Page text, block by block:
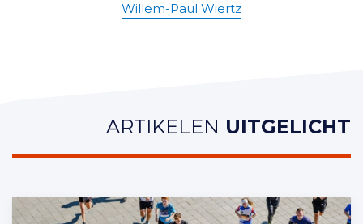
Willem-Paul Wiertz
ARTIKELEN UITGELICHT